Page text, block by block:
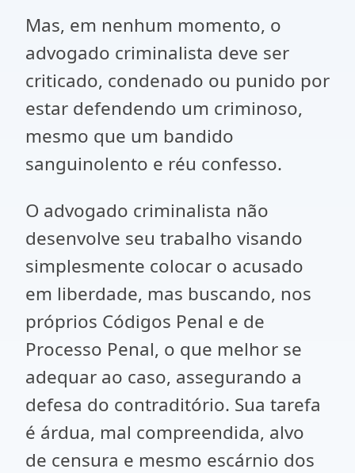
Mas, em nenhum momento, o
advogado criminalista deve ser
criticado, condenado ou punido por
estar defendendo um criminoso,
mesmo que um bandido
sanguinolento e réu confesso.
O advogado criminalista não
desenvolve seu trabalho visando
simplesmente colocar o acusado
em liberdade, mas buscando, nos
próprios Códigos Penal e de
Processo Penal, o que melhor se
adequar ao caso, assegurando a
defesa do contraditório. Sua tarefa
é árdua, mal compreendida, alvo
de censura e mesmo escárnio dos